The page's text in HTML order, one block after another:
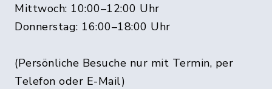
Mittwoch: 10:00–12:00 Uhr
Donnerstag: 16:00–18:00 Uhr
(Persönliche Besuche nur mit Termin, per
Telefon oder E-Mail)